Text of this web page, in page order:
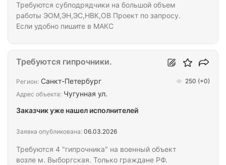
Требуются субподрядчики на большой объем
работы ЭОМ,ЭН,ЭС,НВК,ОВ Проект по запросу.
Если удобно пишите в МАКС
Требуются 4 "гипрочника" на военный объект
возле м. Выборгская. Только граждане РФ.
Требуются гипрочники.
Регион: Санкт-Петербург 250 (+0)
Адрес объекта: Чугунная ул.
Заказчик уже нашел исполнителей
Заявка опубликована: 06.03.2026